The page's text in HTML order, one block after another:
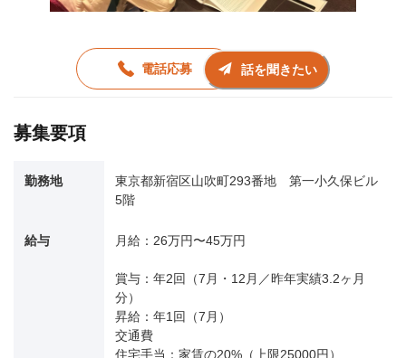
電話応募 話を聞きたい
募集要項
勤務地
東京都新宿区山吹町293番地 第一小久保ビル
5階
給与 月給：26万円〜45万円
賞与：年2回（7月・12月／昨年実績3.2ヶ月
分）
昇給：年1回（7月）
交通費
住宅手当：家賃の20%（上限25000円）